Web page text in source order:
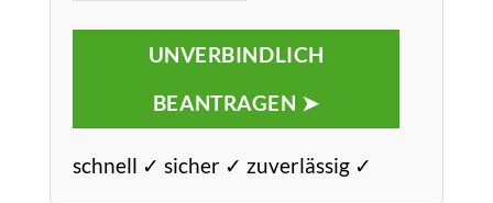
UNVERBINDLICH
BEANTRAGEN ➤
schnell ✓ sicher ✓ zuverlässig ✓